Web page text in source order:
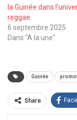
la Guinée dans
reggae
6 septembre 2025
Dans "A la une"
Guinée
Share